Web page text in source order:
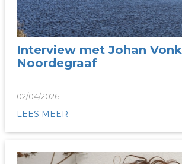
Interview met Johan Vonk
Noordegraaf
02/04/2026
LEES MEER